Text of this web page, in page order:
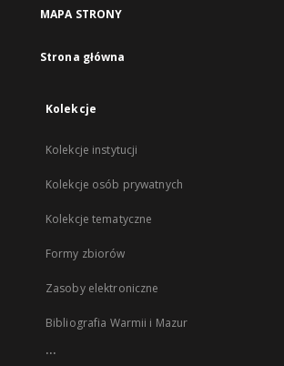
MAPA STRONY
Strona główna
Kolekcje
Kolekcje instytucji
Kolekcje osób prywatnych
Kolekcje tematyczne
Formy zbiorów
Zasoby elektroniczne
Bibliografia Warmii i Mazur
...